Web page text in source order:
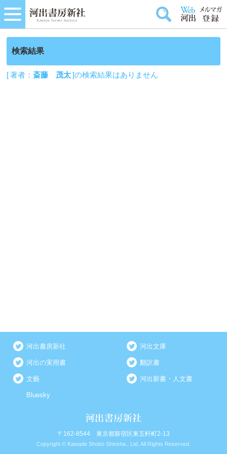
検索結果
[ 著者：斎藤 茂太]の検索結果はありません
河出書房新社 河出文庫
河出の実用書 翻訳書
文藝 河出新書・人文書
Bluesky
〒162-8544 東京都新宿区東五軒町2-13
Copyright © Kawade Shobo Shinsha., Ltd. All Rights Reserved.